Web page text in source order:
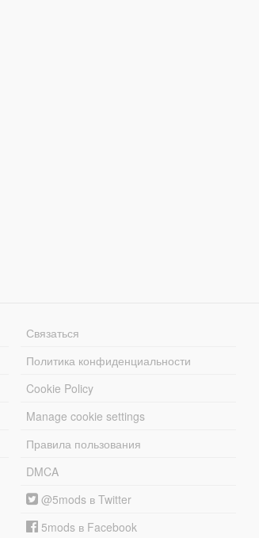
Связаться
Политика конфиденциальности
Cookie Policy
Manage cookie settings
Правила пользования
DMCA
@5mods в Twitter
5mods в Facebook